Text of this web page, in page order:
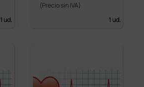
1 ud.
(Precio sin IVA)
1 ud.